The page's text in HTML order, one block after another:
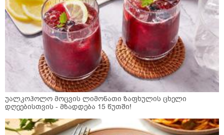
უალკოჰოლო მოცვის ლიმონათი ზაფხულის ცხელი
დღეებისთვის - მზადდება 15 წუთში!